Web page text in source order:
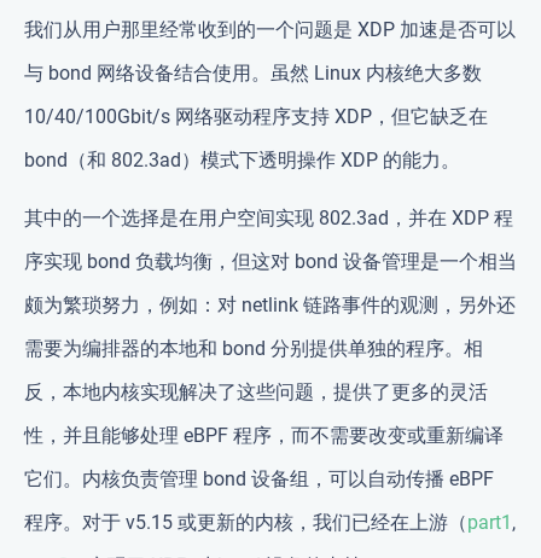
我们从用户那里经常收到的一个问题是 XDP 加速是否可以
与 bond 网络设备结合使用。虽然 Linux 内核绝大多数
10/40/100Gbit/s 网络驱动程序支持 XDP，但它缺乏在
bond（和 802.3ad）模式下透明操作 XDP 的能力。
其中的一个选择是在用户空间实现 802.3ad，并在 XDP 程
序实现 bond 负载均衡，但这对 bond 设备管理是一个相当
颇为繁琐努力，例如：对 netlink 链路事件的观测，另外还
需要为编排器的本地和 bond 分别提供单独的程序。相
反，本地内核实现解决了这些问题，提供了更多的灵活
性，并且能够处理 eBPF 程序，而不需要改变或重新编译
它们。内核负责管理 bond 设备组，可以自动传播 eBPF
程序。对于 v5.15 或更新的内核，我们已经在上游（part1 ,